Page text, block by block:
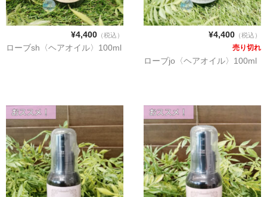
トリートメント
ヘアオイル
洗い流さないトリートメント
¥4,400（税込）
ローブsh〈ヘアオイル〉100ml
¥4,400（税込）
売り切れ
ローブjo〈ヘアオイル〉100ml